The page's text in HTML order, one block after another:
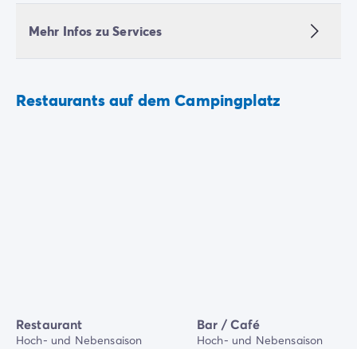
Mehr Infos zu Services
Restaurants auf dem Campingplatz
Restaurant
Hoch- und Nebensaison
Bar / Café
Hoch- und Nebensaison